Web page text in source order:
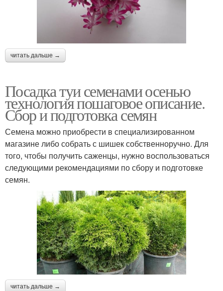
читать дальше →
Посадка туи семенами осенью
технология пошаговое описание.
Сбор и подготовка семян
Семена можно приобрести в специализированном
магазине либо собрать с шишек собственноручно. Для
того, чтобы получить саженцы, нужно воспользоваться
следующими рекомендациями по сбору и подготовке
семян.
читать дальше →